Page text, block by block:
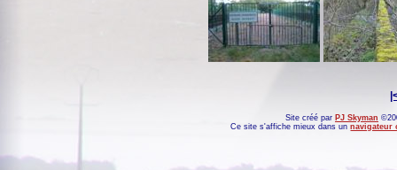
Site créé par PJ Skyman
Ce site s'affiche mieux dans unnavigateur